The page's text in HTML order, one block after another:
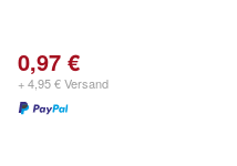
0,97 €
+ 4,95 € Versand